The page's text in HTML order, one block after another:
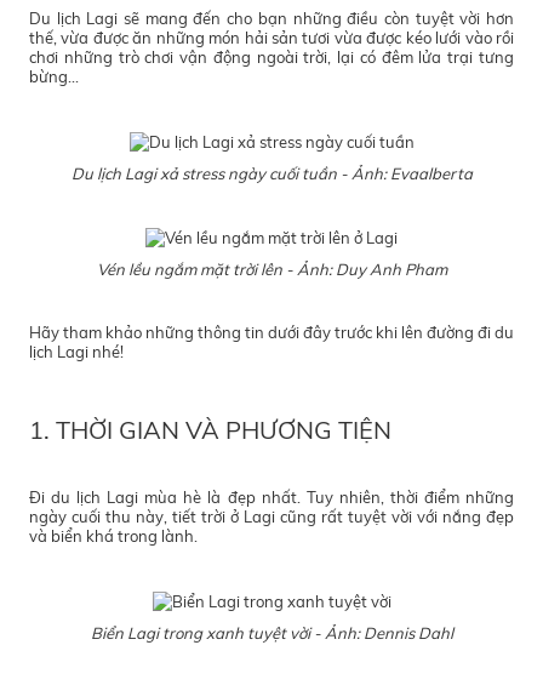
Du lịch Lagi sẽ mang đến cho bạn những điều còn tuyệt vời hơn
thế, vừa được ăn những món hải sản tươi vừa được kéo lưới vào rồi
chơi những trò chơi vận động ngoài trời, lại có đêm lửa trại tưng
bừng…
Du lịch Lagixả stress ngày cuối tuần - Ảnh: Evaalberta
Vén lều ngắm mặt trời lên - Ảnh: Duy Anh Pham
Hãy tham khảo những thông tin dưới đây trước khi lên đường đi du
lịch Lagi nhé!
1. THỜI GIAN VÀ PHƯƠNG TIỆN
Đi du lịch Lagi mùa hè là đẹp nhất. Tuy nhiên, thời điểm những
ngày cuối thu này, tiết trời ở Lagi cũng rất tuyệt vời với nắng đẹp
và biển khá trong lành.
Biển Lagitrong xanh tuyệt vời - Ảnh: Dennis Dahl